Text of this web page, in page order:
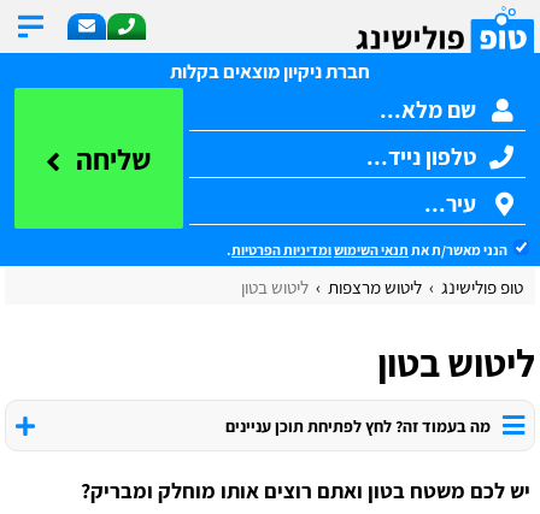
חברת ניקיון מוצאים בקלות
שליחה
הנני מאשר/ת את תנאי השימושומדיניות הפרטיות.
טופ פולישינג ליטוש מרצפות ליטוש בטון
ליטוש בטון
מה בעמוד זה? לחץ לפתיחת תוכן עניינים
יש לכם משטח בטון ואתם רוצים אותו מוחלק ומבריק?